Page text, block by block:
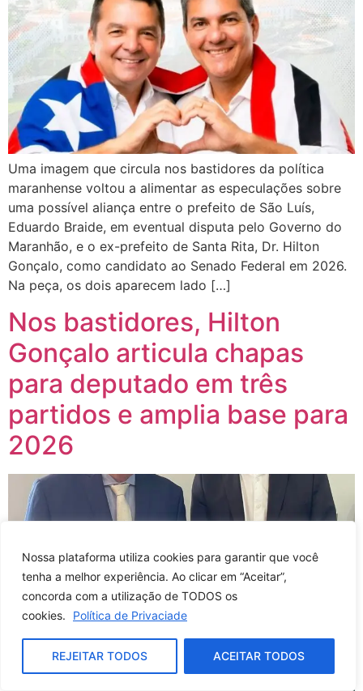
Nossa plataforma utiliza cookies para garantir que você
tenha a melhor experiência. Ao clicar em “Aceitar”,
concorda com a utilização de TODOS os
cookies.
Política de Privaciade
REJEITAR TODOS ACEITAR TODOS
Uma imagem que circula nos bastidores da política
maranhense voltou a alimentar as especulações sobre
uma possível aliança entre o prefeito de São Luís,
Eduardo Braide, em eventual disputa pelo Governo do
Maranhão, e o ex-prefeito de Santa Rita, Dr. Hilton
Gonçalo, como candidato ao Senado Federal em 2026.
Na peça, os dois aparecem lado […]
Nos bastidores, Hilton
Gonçalo articula chapas
para deputado em três
partidos e amplia base para
2026